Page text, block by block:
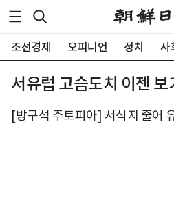
조선경제 오피니언 정치 사
서유럽 고슴도치 이젠 보
[방구석 주토피아] 서식지 줄어